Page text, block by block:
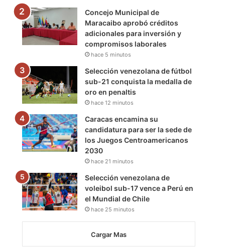
Concejo Municipal de
Maracaibo aprobó créditos
adicionales para inversión y
compromisos laborales
hace 5 minutos
Selección venezolana de fútbol
sub-21 conquista la medalla de
oro en penaltis
hace 12 minutos
Caracas encamina su
candidatura para ser la sede de
los Juegos Centroamericanos
2030
hace 21 minutos
Selección venezolana de
voleibol sub-17 vence a Perú en
el Mundial de Chile
hace 25 minutos
Cargar Mas